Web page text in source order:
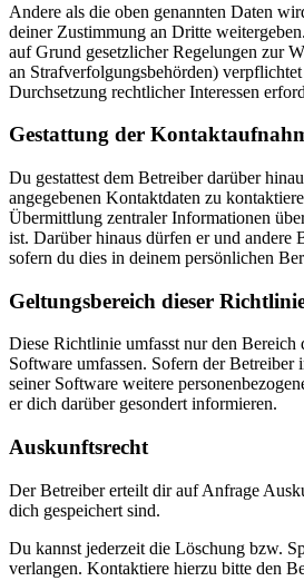
Andere als die oben genannten Daten
deiner Zustimmung an Dritte
auf Grund gesetzlicher Regelungen zur
an Strafverfolgungsbehörden)
Durchsetzung rechtlicher Interessen
Gestattung der
Du gestattest dem Betreiber darüber
angegebenen Kontaktdaten zu
Übermittlung zentraler Informationen
ist. Darüber hinaus dürfen er und andere
sofern du dies in deinem persönlichen
Geltungsbereich dieser
Diese Richtlinie umfasst nur den
Software umfassen. Sofern der Betreiber
seiner Software weitere
er dich darüber gesondert informieren.
Auskunftsrecht
Der Betreiber erteilt dir auf Anfrage
dich gespeichert sind.
Du kannst jederzeit die Löschung bzw.
verlangen. Kontaktiere hierzu bitte den